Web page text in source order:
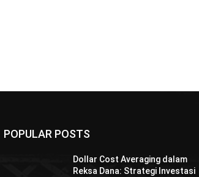
POPULAR POSTS
Dollar Cost Averaging dalam
Reksa Dana: Strategi Investasi